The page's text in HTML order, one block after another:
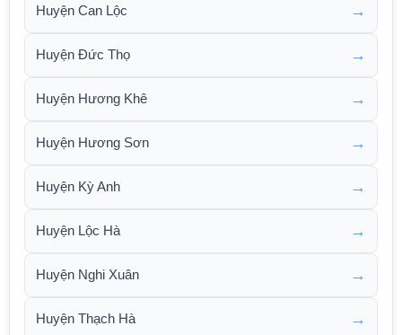
Huyện Can Lộc →
Huyện Đức Thọ →
Huyện Hương Khê →
Huyện Hương Sơn →
Huyện Kỳ Anh →
Huyện Lộc Hà →
Huyện Nghi Xuân →
Huyện Thạch Hà →